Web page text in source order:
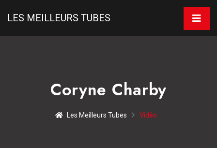
LES MEILLEURS TUBES
Coryne Charby
Les Meilleurs Tubes Vidéo